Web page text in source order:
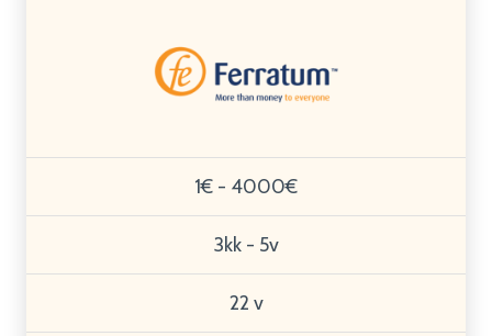
1€ - 4000€
3kk - 5v
22 v